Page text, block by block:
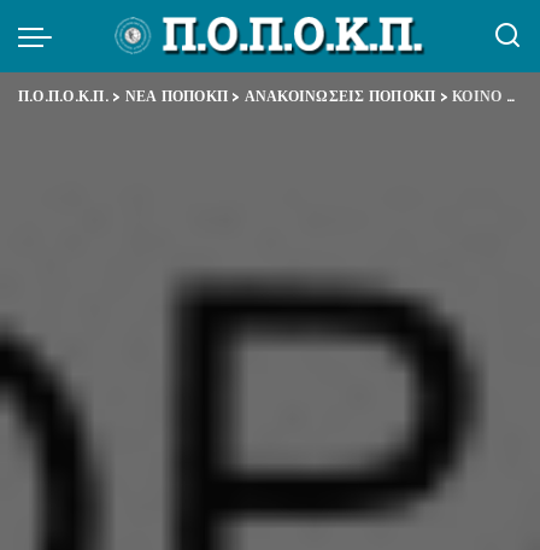
Π.Ο.Π.Ο.Κ.Π.> ΝΕΑ ΠΟΠΟΚΠ > ΑΝΑΚΟΙΝΩΣΕΙΣ ΠΟΠΟΚΠ >ΚΟΙΝΟ ΔΕΛΤΙΟ ΤΥΠΟΥ